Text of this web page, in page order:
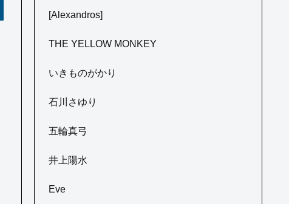
[Alexandros]
THE YELLOW MONKEY
いきものがかり
石川さゆり
五輪真弓
井上陽水
Eve